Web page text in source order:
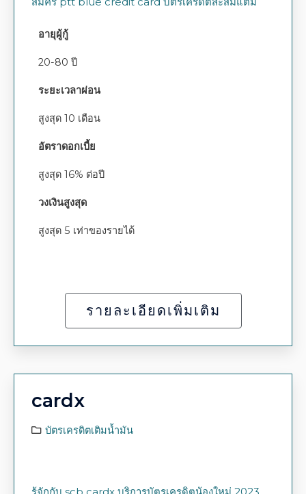
อายุผู้กู้
20-80 ปี
ระยะเวลาผ่อน
สูงสุด 10 เดือน
อัตราดอกเบี้ย
สูงสุด 16% ต่อปี
วงเงินสูงสุด
สูงสุด 5 เท่าของรายได้
รายละเอียดเพิ่มเติม
cardx
บัตรเครดิตเติมน้ำมัน